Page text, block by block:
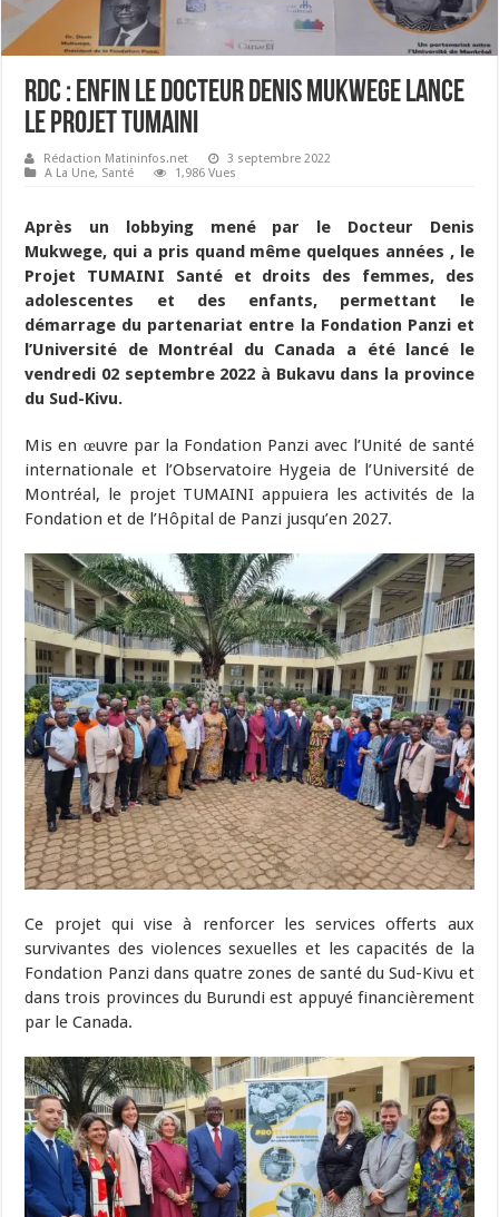
RDC : Enfin le docteur Denis Mukwege lance
le projet TUMAINI
Rédaction Matininfos.net
3 septembre 2022
A La Une, Santé 1,986 Vues
Après un lobbying mené par le Docteur Denis
Mukwege, qui a pris quand même quelques années , le
Projet TUMAINI Santé et droits des femmes, des
adolescentes et des enfants, permettant le
démarrage du partenariat entre la Fondation Panzi et
l’Université de Montréal du Canada a été lancé le
vendredi 02 septembre 2022 à Bukavu dans la province
du Sud-Kivu.
Mis en œuvre par la Fondation Panzi avec l’Unité de santé
internationale et l’Observatoire Hygeia de l’Université de
Montréal, le projet TUMAINI appuiera les activités de la
Fondation et de l’Hôpital de Panzi jusqu’en 2027.
Ce projet qui vise à renforcer les services offerts aux
survivantes des violences sexuelles et les capacités de la
Fondation Panzi dans quatre zones de santé du Sud-Kivu et
dans trois provinces du Burundi est appuyé financièrement
par le Canada.